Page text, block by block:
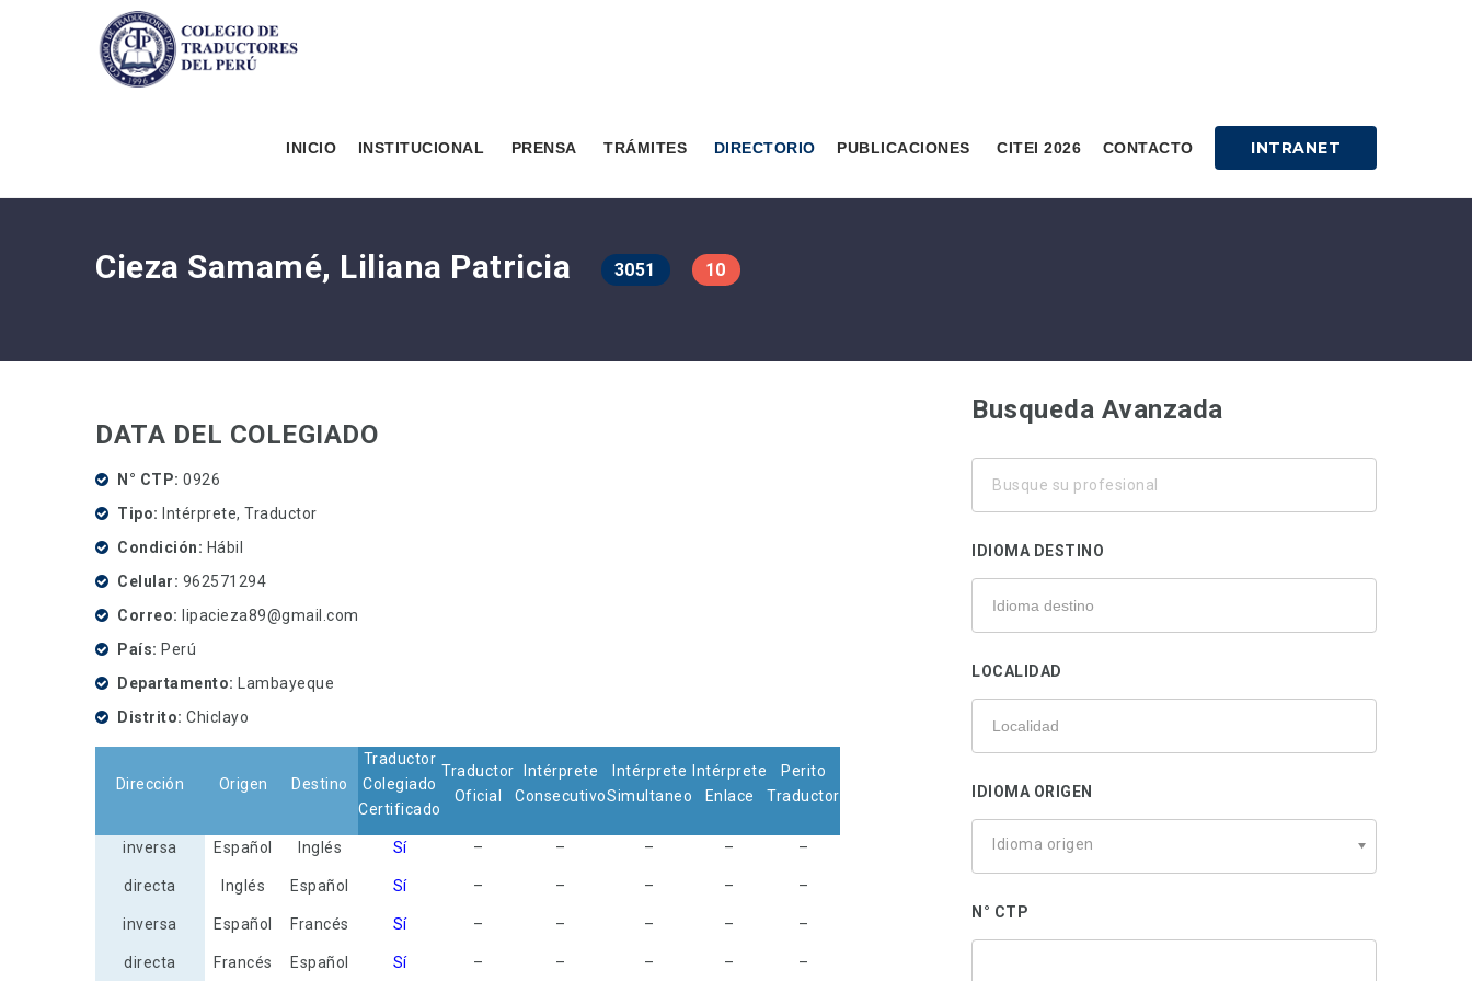
INICIO INSTITUCIONAL PRENSA TRÁMITES DIRECTORIO PUBLICACIONES CITEI 2026 CONTACTO INTRANET
Cieza Samamé, Liliana Patricia 3051 10
DATA DEL COLEGIADO
N° CTP 0926
Tipo Intérprete, Traductor
Condición
Hábil
Celular
962571294
Correo lipacieza89@gmail.com
País Perú
Departamento Lambayeque
Distrito Chiclayo
Dirección Origen Destino
Traductor
Colegiado
Certificado
Traductor
Oficial
Intérprete
Consecutivo
Intérprete
Simultaneo
Intérprete
Enlace
Perito
Traductor
inversa Español Inglés Sí – – – – –
directa Inglés Español Sí – – – – –
inversa Español Francés Sí – – – – –
directa Francés Español Sí – – – – –
Busqueda Avanzada
IDIOMA DESTINO
LOCALIDAD
IDIOMA ORIGEN
Idioma origen
N° CTP